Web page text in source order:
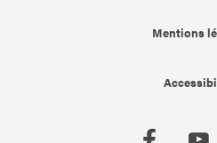
Mentions